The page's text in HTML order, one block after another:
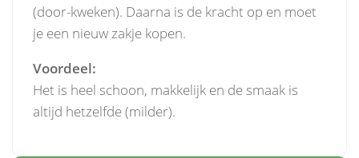
(door-kweken). Daarna is de kracht op en moet
je een nieuw zakje kopen.
Voordeel:
Het is heel schoon, makkelijk en de smaak is
altijd hetzelfde (milder).